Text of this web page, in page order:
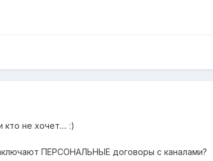
не хочет.... :)
ПЕРСОНАЛЬНЫЕ договоры с каналами?